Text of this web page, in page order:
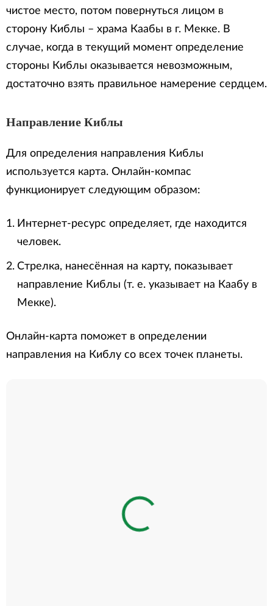
чистое место, потом повернуться лицом в
сторону Киблы – храма Каабы в г. Мекке. В
случае, когда в текущий момент определение
стороны Киблы оказывается невозможным,
достаточно взять правильное намерение сердцем.
Направление Киблы
Для определения направления Киблы
используется карта. Онлайн-компас
функционирует следующим образом:
Интернет-ресурс определяет, где находится
человек.
Стрелка, нанесённая на карту, показывает
направление Киблы (т. е. указывает на Каабу в
Мекке).
Онлайн-карта поможет в определении
направления на Киблу со всех точек планеты.